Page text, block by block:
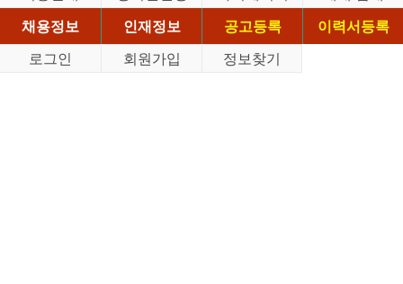
채용정보
인재정보 공고등록
이력서등록
로그인
회원가입 정보찾기